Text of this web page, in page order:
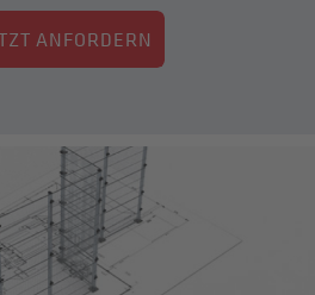
ANFORDERN